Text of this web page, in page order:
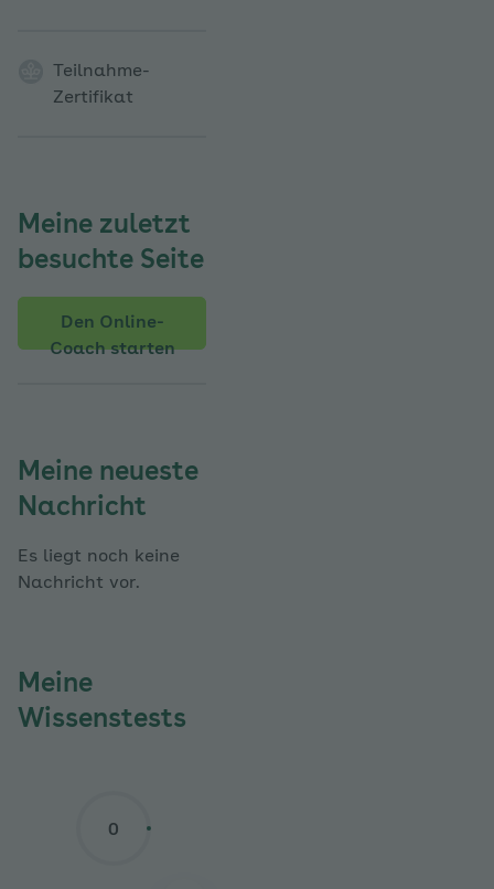
Teilnahme-
Zertifikat
Meine zuletzt
besuchte Seite
Den Online-
Coach starten
Meine neueste
Nachricht
Es liegt noch keine
Nachricht vor.
Meine
Wissenstests
0